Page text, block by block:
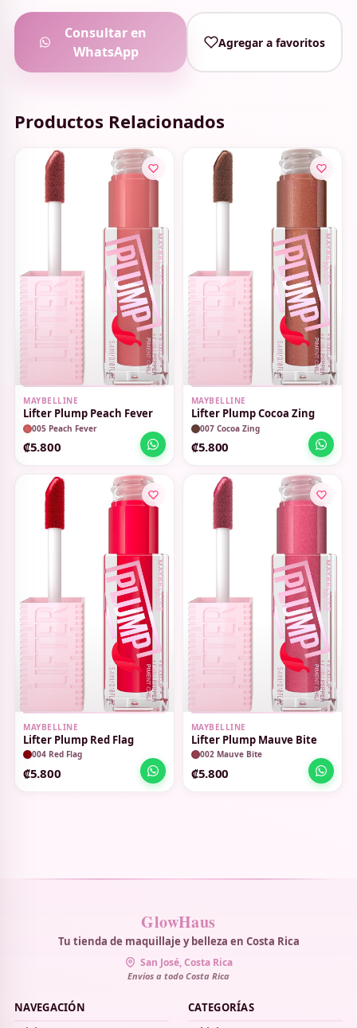
Consultar en
WhatsApp
Agregar a favoritos
Productos Relacionados
MAYBELLINE
Lifter Plump Peach Fever
005 Peach Fever
₡5.800
MAYBELLINE
Lifter Plump Cocoa Zing
007 Cocoa Zing
₡5.800
MAYBELLINE
Lifter Plump Red Flag
004 Red Flag
₡5.800
MAYBELLINE
Lifter Plump Mauve Bite
002 Mauve Bite
₡5.800
GlowHaus
Tu tienda de maquillaje y belleza en Costa Rica
San José, Costa Rica
Envíos a todo Costa Rica
NAVEGACIÓN
CATEGORÍAS